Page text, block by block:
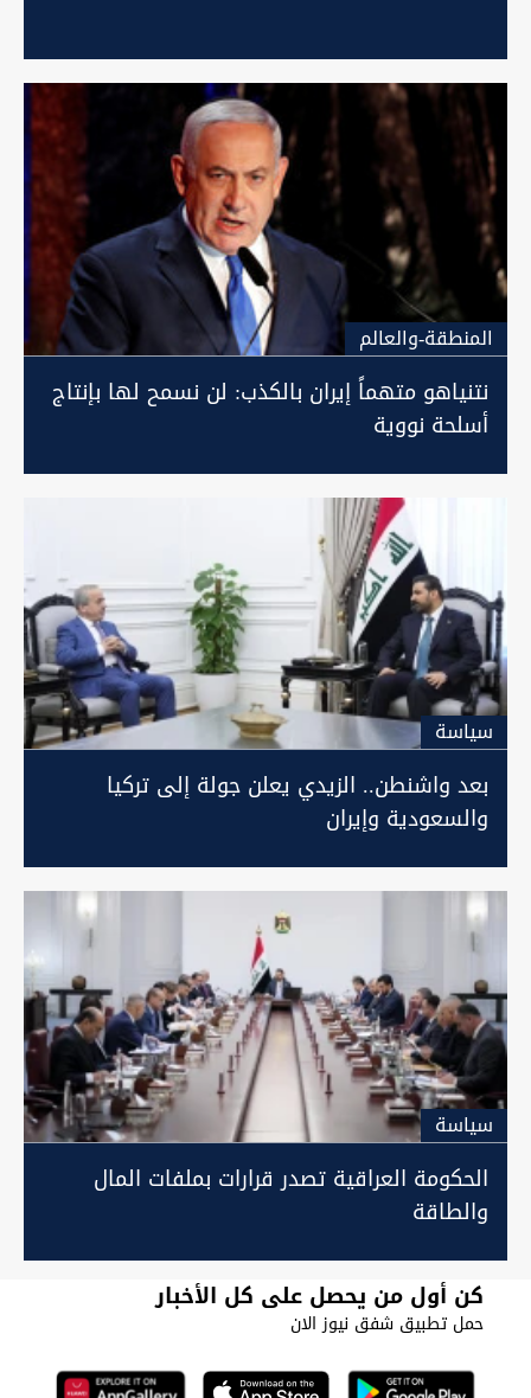
المنطقة-والعالم
نتنياهو متهماً إيران بالكذب: لن نسمح لها بإنتاج
أسلحة نووية
سیاسة
بعد واشنطن.. الزيدي يعلن جولة إلى تركيا
والسعودية وإيران
سیاسة
الحكومة العراقية تصدر قرارات بملفات المال
والطاقة
كن أول من يحصل على كل الأخبار
حمل تطبيق شفق نيوز الان